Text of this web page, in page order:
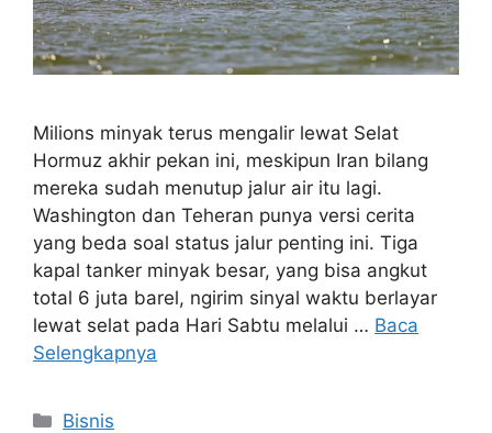
Milions minyak terus mengalir lewat Selat
Hormuz akhir pekan ini, meskipun Iran bilang
mereka sudah menutup jalur air itu lagi.
Washington dan Teheran punya versi cerita
yang beda soal status jalur penting ini. Tiga
kapal tanker minyak besar, yang bisa angkut
total 6 juta barel, ngirim sinyal waktu berlayar
lewat selat pada Hari Sabtu melalui … Baca
Selengkapnya
Kategori
Bisnis